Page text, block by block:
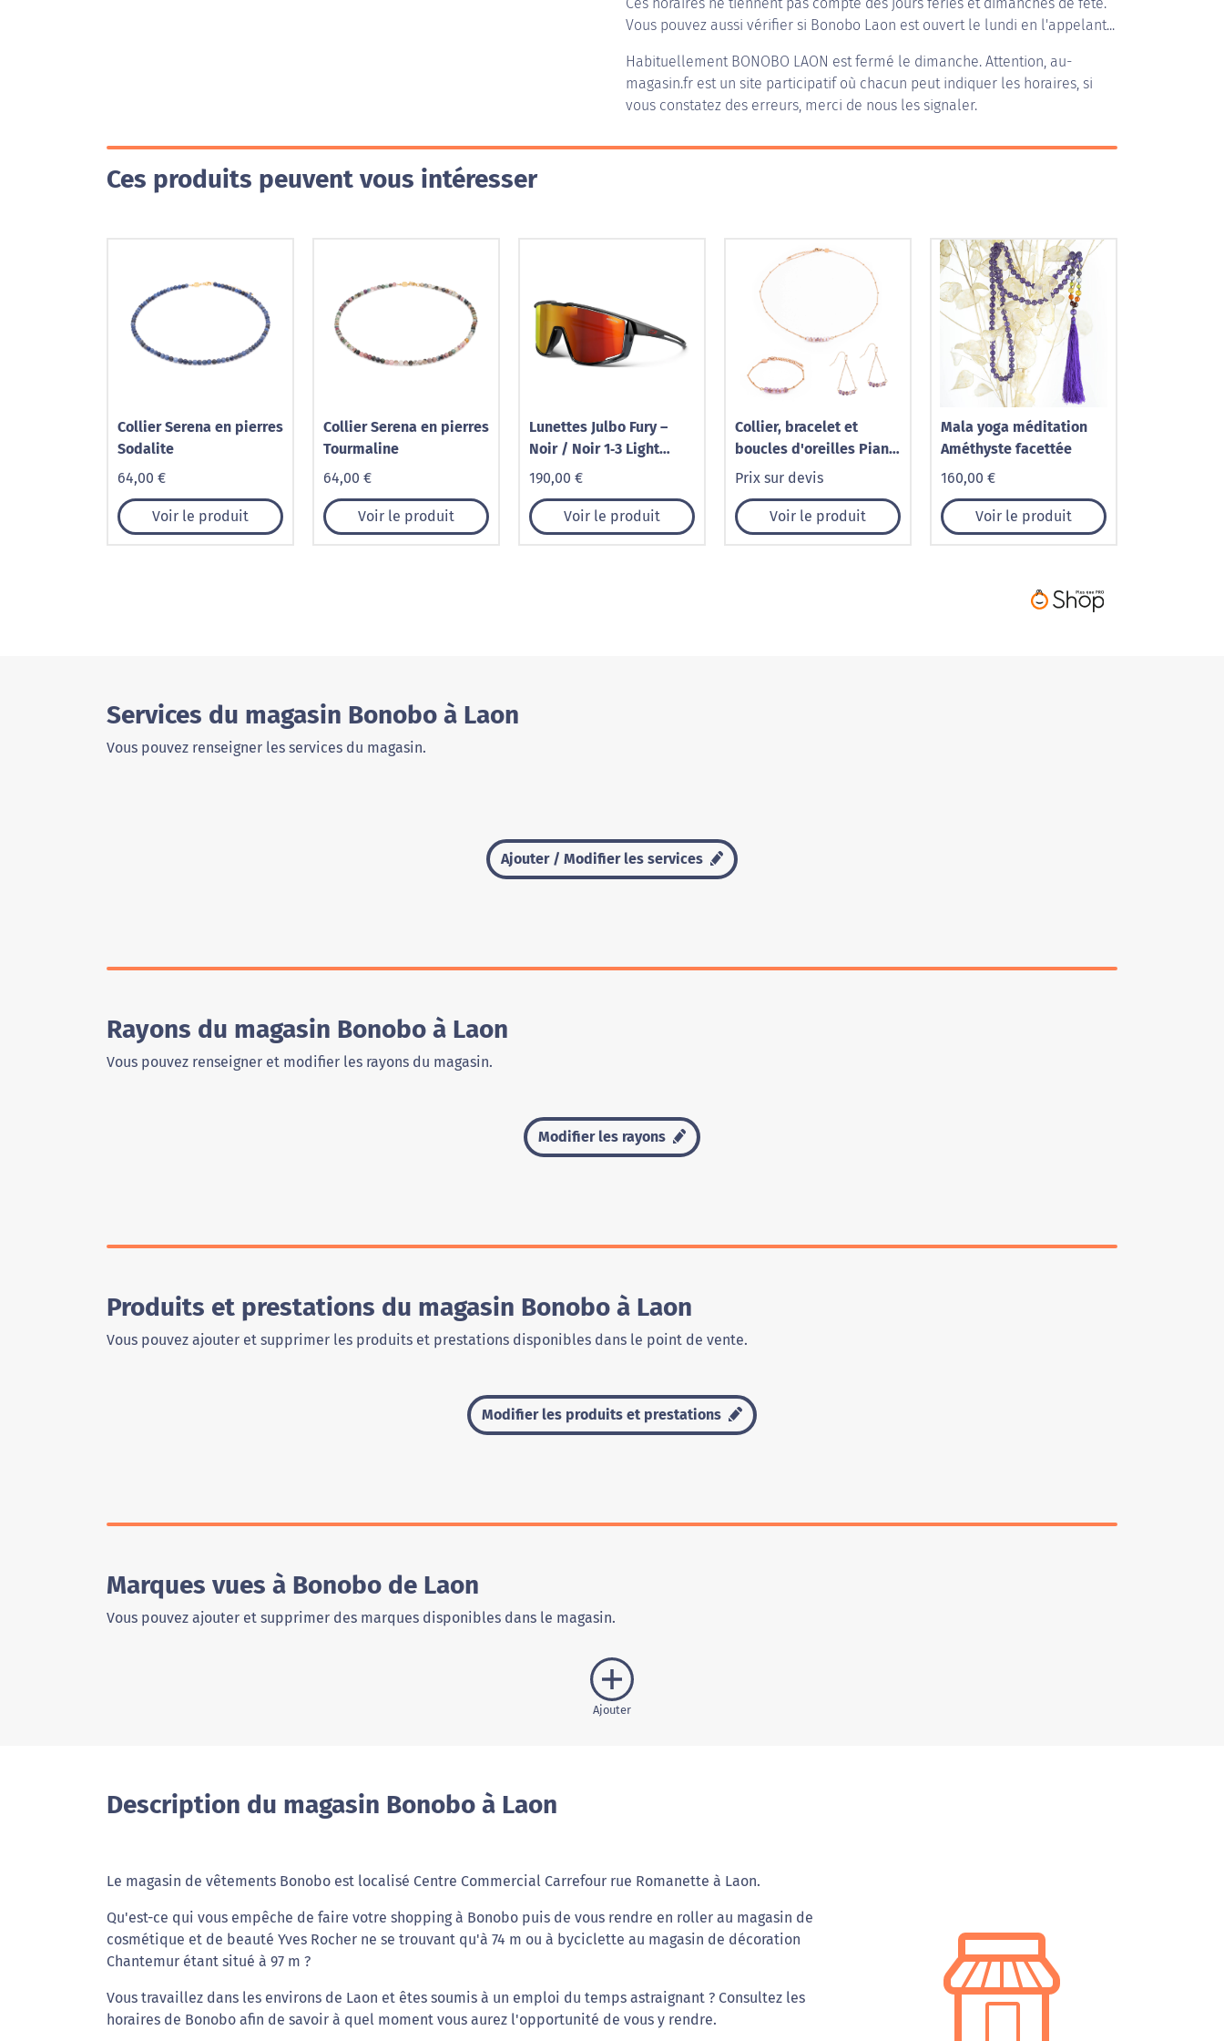
Vous pouvez aussi vérifier si Bonobo Laon est ouvert le lundi en l'appelant...
Habituellement BONOBO LAON est fermé le dimanche. Attention, au-
magasin.fr est un site participatif où chacun peut indiquer les horaires, si
vous constatez des erreurs, merci de nous les signaler.
Ces produits peuvent vous intéresser
Collier Serena en pierres
Sodalite
64,00 €
Voir le produit
Collier Serena en pierres
Tourmaline
64,00 €
Voir le produit
Lunettes Julbo Fury –
Noir / Noir 1‑3 Light
Amplifier
190,00 €
Voir le produit
Collier, bracelet et
boucles d'oreilles Piana
en pierres Améthyste
Prix sur devis
Voir le produit
Mala yoga méditation
Améthyste facettée
160,00 €
Voir le produit
Services du magasin Bonobo à Laon
Vous pouvez renseigner les services du magasin.
Ajouter / Modifier les services
Rayons du magasin Bonobo à Laon
Vous pouvez renseigner et modifier les rayons du magasin.
Modifier les rayons
Produits et prestations du magasin Bonobo à Laon
Vous pouvez ajouter et supprimer les produits et prestations disponibles dans le point de vente.
Modifier les produits et prestations
Marques vues à Bonobo de Laon
Vous pouvez ajouter et supprimer des marques disponibles dans le magasin.
Ajouter
Description du magasin Bonobo à Laon
Le magasin de vêtements Bonobo est localisé Centre Commercial Carrefour rue Romanette à Laon.
Qu'est-ce qui vous empêche de faire votre shopping à Bonobo puis de vous rendre en roller au magasin de
cosmétique et de beauté Yves Rocher ne se trouvant qu'à 74 m ou à byciclette au magasin de décoration
Chantemur étant situé à 97 m ?
Vous travaillez dans les environs de Laon et êtes soumis à un emploi du temps astraignant ? Consultez les
horaires de Bonobo afin de savoir à quel moment vous aurez l'opportunité de vous y rendre.